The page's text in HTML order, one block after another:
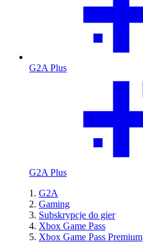
G2A Plus
G2A Plus
G2A
Gaming
Subskrypcje do gier
Xbox Game Pass
Xbox Game Pass Premium